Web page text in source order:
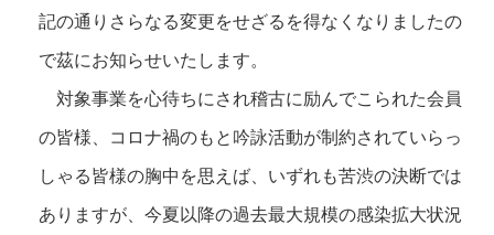
記の通りさらなる変更をせざるを得なくなりましたの
で茲にお知らせいたします。
対象事業を心待ちにされ稽古に励んでこられた会員
の皆様、コロナ禍のもと吟詠活動が制約されていらっ
しゃる皆様の胸中を思えば、いずれも苦渋の決断では
ありますが、今夏以降の過去最大規模の感染拡大状況